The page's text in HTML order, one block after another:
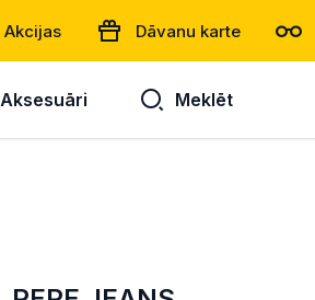
Akcijas Dāvanu karte
Aksesuāri Meklēt